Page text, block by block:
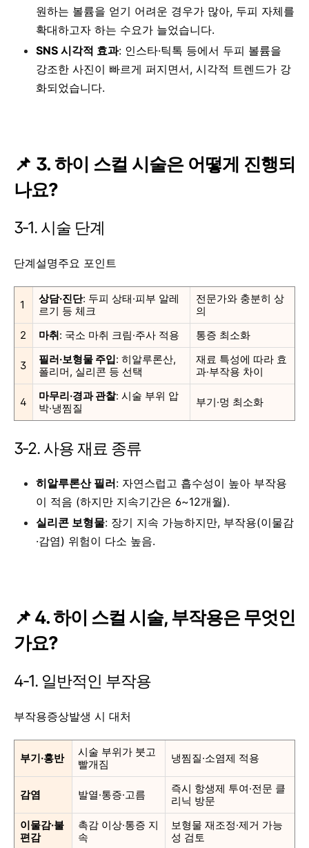
원하는 볼륨을 얻기 어려운 경우가 많아, 두피 자체를
확대하고자 하는 수요가 늘었습니다.
SNS 시각적 효과: 인스타·틱톡 등에서 두피 볼륨을
강조한 사진이 빠르게 퍼지면서, 시각적 트렌드가 강
화되었습니다.
📌 3. 하이 스컬 시술은 어떻게 진행되
나요?
3‑1. 시술 단계
단계설명주요 포인트
1 상담·진단: 두피 상태·피부 알레
르기 등 체크
전문가와 충분히 상
의
2
마취: 국소 마취 크림·주사 적용 통증 최소화
3 필러·보형물 주입: 히알루론산,
폴리머, 실리콘 등 선택
재료 특성에 따라 효
과·부작용 차이
4 마무리·경과 관찰: 시술 부위 압
박·냉찜질
부기·멍 최소화
3‑2. 사용 재료 종류
히알루론산 필러: 자연스럽고 흡수성이 높아 부작용
이 적음 (하지만 지속기간은 6~12개월).
실리콘 보형물: 장기 지속 가능하지만, 부작용(이물감
·감염) 위험이 다소 높음.
📌 4. 하이 스컬 시술, 부작용은 무엇인
가요?
4‑1. 일반적인 부작용
부작용증상발생 시 대처
부기·홍반
시술 부위가 붓고
빨개짐
냉찜질·소염제 적용
감염 발열·통증·고름
즉시 항생제 투여·전문 클
리닉 방문
이물감·불
편감
촉감 이상·통증 지
속
보형물 재조정·제거 가능
성 검토